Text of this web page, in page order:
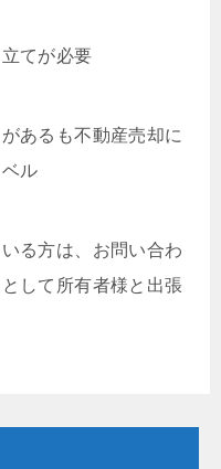
てが必要
あるも不動産売却に
ル
る方は、お問い合わ
して所有者様と出張